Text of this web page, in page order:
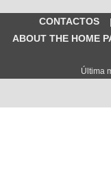
CONTACTOS |
ABOUT THE HOME
Última